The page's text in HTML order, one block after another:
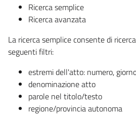
Ricerca semplice
Ricerca avanzata
La ricerca semplice consente di
seguenti filtri:
estremi dell'atto: numero,
denominazione atto
parole nel titolo/testo
regione/provincia autonoma